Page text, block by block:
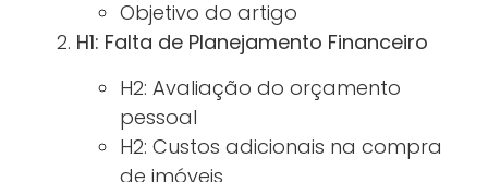
Objetivo do artigo
H1: Falta de Planejamento Financeiro
H2: Avaliação do orçamento
pessoal
H2: Custos adicionais na compra
de imóveis